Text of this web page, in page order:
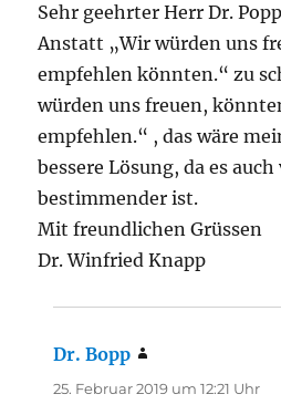
Sehr geehrter Herr Dr. Popp
Anstatt „Wir würden uns
empfehlen könnten.“ zu
würden uns freuen,
empfehlen.“ , das wäre
bessere Lösung, da es
bestimmender ist.
Mit freundlichen Grüssen
Dr. Winfried Knapp
Dr. Bopp
25. Februar 2019 um 12:21 Uhr